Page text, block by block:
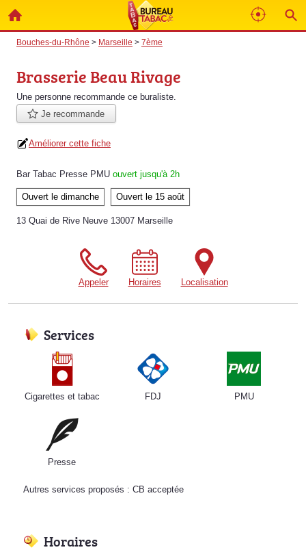
Bouches-du-Rhône > Marseille > 7ème
Brasserie Beau Rivage
Une personne recommande ce buraliste.
Je recommande
Améliorer cette fiche
Bar Tabac Presse PMU ouvert jusqu'à 2h
Ouvert le dimanche Ouvert le 15 août
13 Quai de Rive Neuve 13007 Marseille
Appeler Horaires Localisation
Services
Cigarettes et tabac FDJ PMU
Presse
Autres services proposés : CB acceptée
Horaires